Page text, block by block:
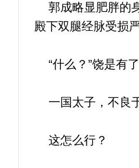
郭成略显肥胖的
殿下双腿经脉受损
“什么？”饶是有
一国太子，不良
这怎么行？